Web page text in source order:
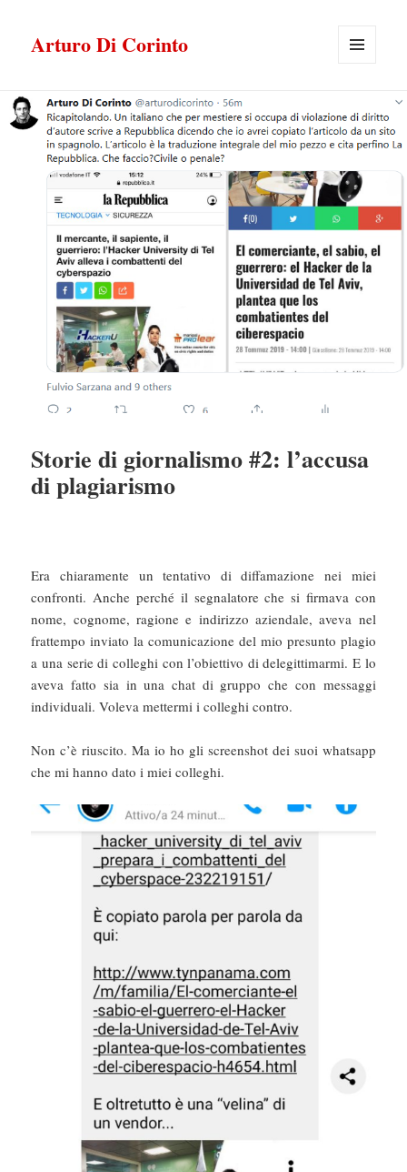
Arturo Di Corinto
Storie di giornalismo #2: l’accusa
di plagiarismo
Era chiaramente un tentativo di diffamazione nei miei
confronti. Anche perché il segnalatore che si firmava con
nome, cognome, ragione e indirizzo aziendale, aveva nel
frattempo inviato la comunicazione del mio presunto plagio
a una serie di colleghi con l’obiettivo di delegittimarmi. E lo
aveva fatto sia in una chat di gruppo che con messaggi
individuali. Voleva mettermi i colleghi contro.
Non c’è riuscito. Ma io ho gli screenshot dei suoi whatsapp
che mi hanno dato i miei colleghi.